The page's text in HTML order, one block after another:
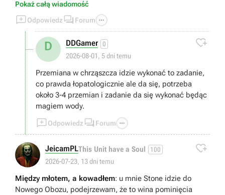
czekam na poranek w zamku..
Pokaż całą wiadomość
Odpowiedz  Forum 
D DDGamer 0
2026-08-01, 5 dni temu

Przemiana w chrząszcza idzie wykonać to zadanie,
co prawda łopatologicznie ale da się, potrzeba
około 3-4 przemian i zadanie da się wykonać będąc
magiem wody.
Odpowiedz  Forum 
JeicamPLThis Unit have a Soul 100
2026-07-23, 13 dni temu

Między młotem, a kowadłem: u mnie Stone idzie do
Nowego Obozu, podejrzewam, że to wina pominięcia